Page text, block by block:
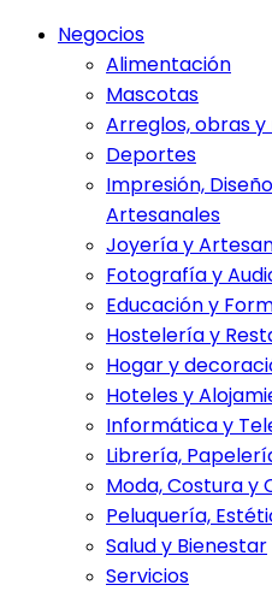
Negocios
Alimentación
Mascotas
Arreglos, obras
Deportes
Impresión,
Artesanales
Joyería y
Fotografía y
Educación y
Hostelería y
Hogar y
Hoteles y
Informática y
Librería,
Moda, Costura y
Peluquería,
Salud y Bienestar
Servicios